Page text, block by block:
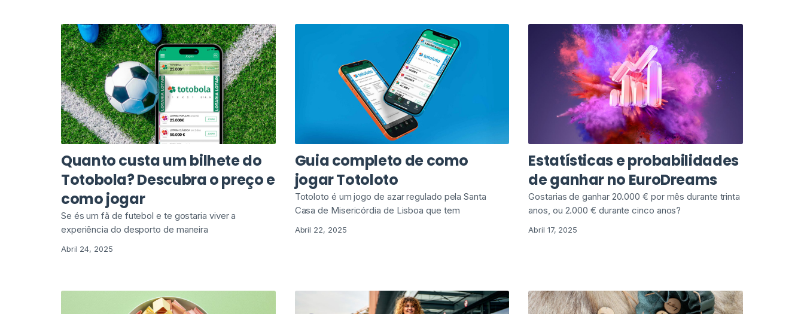
Quanto custa um bilhete do
Totobola? Descubra o preço e
como jogar
Se és um fã de futebol e te gostaria viver a
experiência do desporto de maneira
Abril 24, 2025
Guia completo de como
jogar Totoloto
Totoloto é um jogo de azar regulado pela Santa
Casa de Misericórdia de Lisboa que tem
Abril 22, 2025
Estatísticas e probabilidades
de ganhar no EuroDreams
Gostarias de ganhar 20.000 € por mês durante trinta
anos, ou 2.000 € durante cinco anos?
Abril 17, 2025